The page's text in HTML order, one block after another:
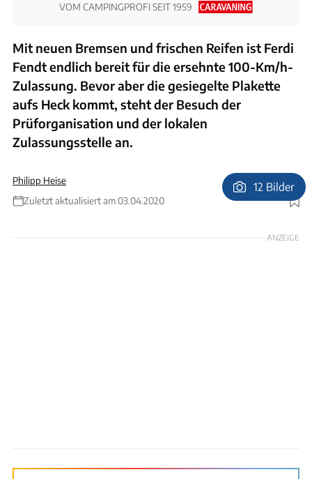
VOM CAMPINGPROFI SEIT 1959
Mit neuen Bremsen und frischen Reifen ist Ferdi
Fendt endlich bereit für die ersehnte 100-Km/h-
Zulassung. Bevor aber die gesiegelte Plakette
aufs Heck kommt, steht der Besuch der
Prüforganisation und der lokalen
Zulassungsstelle an.
Philipp Heise
Zuletzt aktualisiert am 03.04.2020
Foto: Philipp Heise
12 Bilder
ANZEIGE